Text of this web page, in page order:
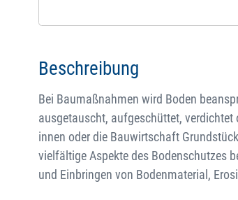
Beschreibung
Bei Baumaßnahmen wird Boden
ausgetauscht, aufgeschüttet, verdichtet
innen oder die Bauwirtschaft
vielfältige Aspekte des Bodenschutzes
und Einbringen von Bodenmaterial,